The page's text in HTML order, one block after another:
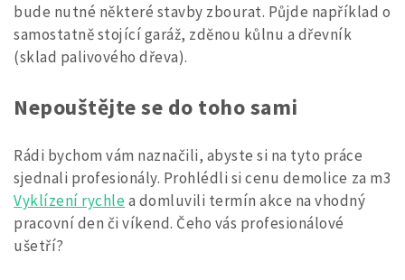
bude nutné některé stavby zbourat. Půjde například o
samostatně stojící garáž, zděnou kůlnu a dřevník
(sklad palivového dřeva).
Nepouštějte se do toho sami
Rádi bychom vám naznačili, abyste si na tyto práce
sjednali profesionály. Prohlédli si cenu demolice za m3
Vyklízení rychlea domluvili termín akce na vhodný
pracovní den či víkend. Čeho vás profesionálové
ušetří?